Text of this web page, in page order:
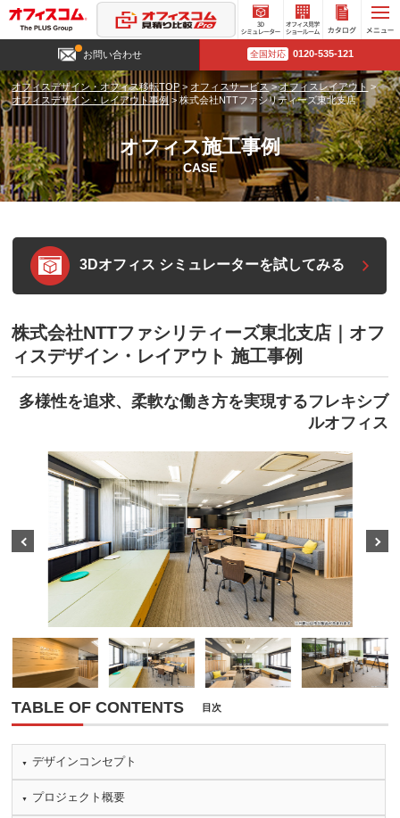
3D
シミュ
レータ
ー
オフィ
ス見学
ショー
ルーム
お問い合わせ 全国対応 0120-535-121
オフィスデザイン・オフィス移転TOP > オフィスサービス>オフィスレイアウト >
オフィスデザイン・レイアウト事例 >株式会社NTTファシリティーズ東北支店
オフィス施工事例
CASE
3Dオフィス シミュレーターを試してみる
株式会社NTTファシリティーズ東北支店｜オフ
ィスデザイン・レイアウト 施工事例
多様性を追求、柔軟な働き方を実現するフレキシブ
ルオフィス
TABLE OF CONTENTS 目次
デザインコンセプト
プロジェクト概要